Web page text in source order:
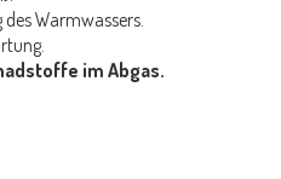
Warmwassers.
im Abgas.